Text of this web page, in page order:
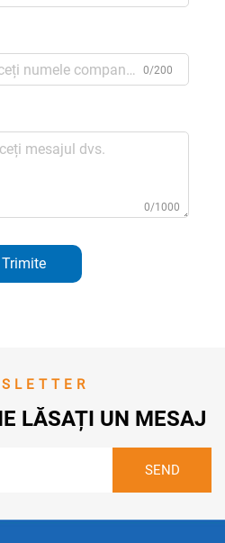
0/200
0/1000
Trimite
LĂSAȚI UN MESAJ